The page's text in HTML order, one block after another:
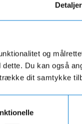
Detaljer
og
Du kan også
dit samtykke
over 599,- og der
på din ordre